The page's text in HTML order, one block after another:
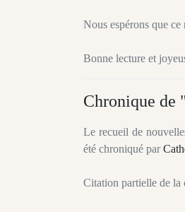
Nous espérons que
Bonne lecture et
Chronique de
Le recueil de
été chroniqué par
Citation partielle de la